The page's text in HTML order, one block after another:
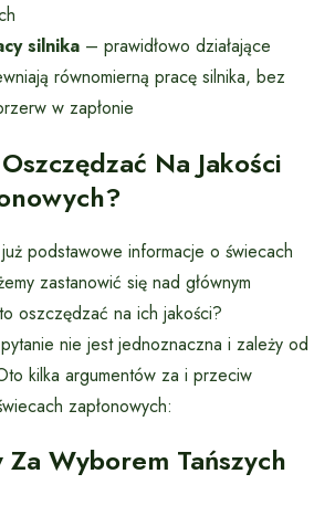
silnika – prawidłowo działające
równomierną pracę silnika, bez
w zapłonie
Na Jakości
podstawowe informacje o świecach
zastanowić się nad głównym
oszczędzać na ich jakości?
nie jest jednoznaczna i zależy od
kilka argumentów za i przeciw
zapłonowych:
Wyborem Tańszych